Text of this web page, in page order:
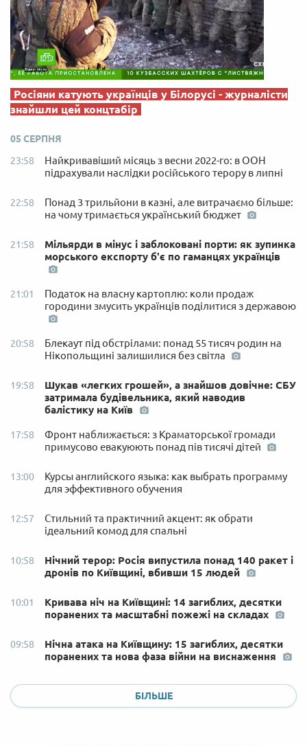
Росіяни катують українців у Білорусі - журналісти
знайшли цей концтабір
05 СЕРПНЯ
23:58
Найкривавіший місяць з весни 2022-го: в ООН
підрахували наслідки російського терору в липні
22:58
Понад 3 трильйони в казні, але витрачаємо більше:
на чому тримається український бюджет
21:58
Мільярди в мінус і заблоковані порти: як зупинка
морського експорту б'є по гаманцях українців
21:01
Податок на власну картоплю: коли продаж
городини змусить українців поділитися з державою
20:58
Блекаут під обстрілами: понад 55 тисяч родин на
Нікопольщині залишилися без світла
19:58
Шукав «легких грошей», а знайшов довічне: СБУ
затримала будівельника, який наводив
балістику на Київ
17:58
Фронт наближається: з Краматорської громади
примусово евакуюють понад пів тисячі дітей
13:00
Курсы английского языка: как выбрать программу
для эффективного обучения
12:57
Стильний та практичний акцент: як обрати
ідеальний комод для спальні
10:58
Нічний терор: Росія випустила понад 140 ракет і
дронів по Київщині, вбивши 15 людей
10:01
Кривава ніч на Київщині: 14 загиблих, десятки
поранених та масштабні пожежі на складах
09:58
Нічна атака на Київщину: 15 загиблих, десятки
поранених та нова фаза війни на виснаження
БІЛЬШЕ